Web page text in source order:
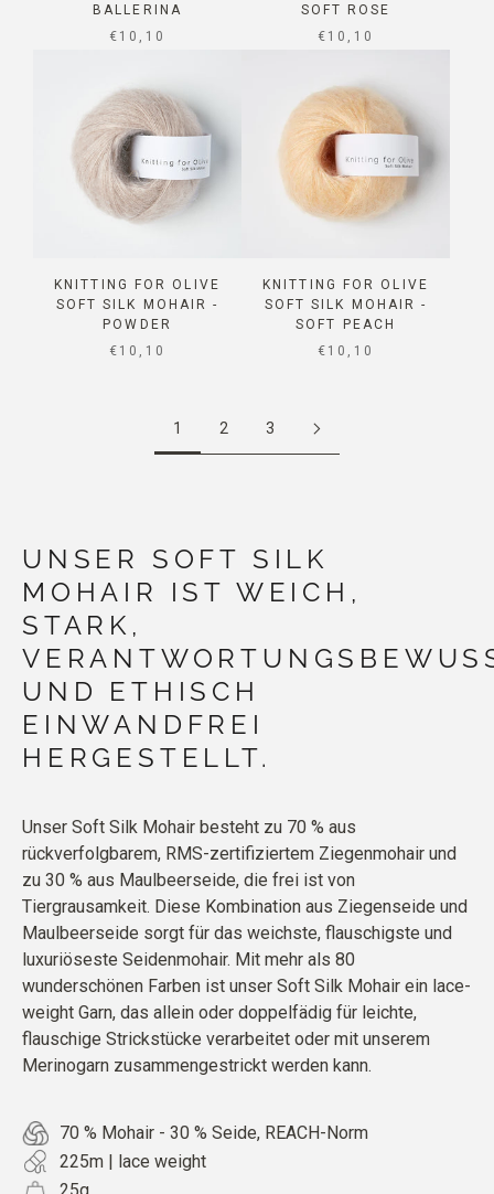
BALLERINA
SALE PRICE
€10,10
SOFT ROSE
SALE PRICE
€10,10
KNITTING FOR OLIVE
SOFT SILK MOHAIR -
POWDER
SALE PRICE
€10,10
KNITTING FOR OLIVE
SOFT SILK MOHAIR -
SOFT PEACH
SALE PRICE
€10,10
1 2 3
UNSER SOFT SILK
MOHAIR IST WEICH,
STARK,
UND ETHISCH
EINWANDFREI
HERGESTELLT.
Unser Soft Silk Mohair besteht zu 70 % aus
rückverfolgbarem, RMS-zertifiziertem Ziegenmohair und
zu 30 % aus Maulbeerseide, die frei ist von
Tiergrausamkeit. Diese Kombination aus Ziegenseide und
Maulbeerseide sorgt für das weichste, flauschigste und
luxuriöseste Seidenmohair. Mit mehr als 80
wunderschönen Farben ist unser Soft Silk Mohair ein lace-
weight Garn, das allein oder doppelfädig für leichte,
flauschige Strickstücke verarbeitet oder mit unserem
Merinogarn zusammengestrickt werden kann.
70 % Mohair - 30 % Seide, REACH-Norm
225m | lace weight